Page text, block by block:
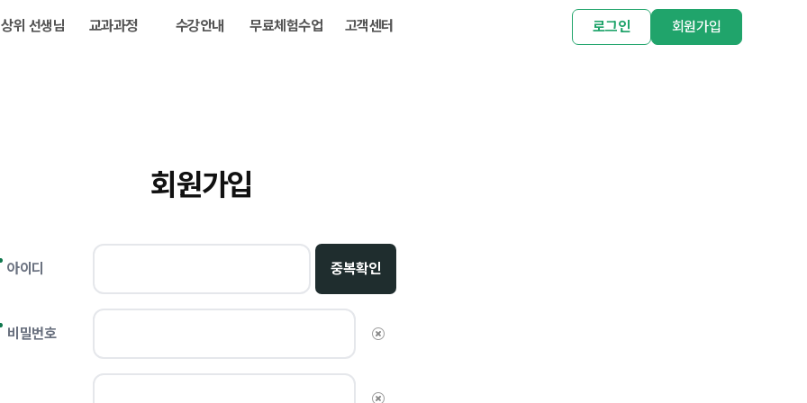
위 선생님 교과과정 수강안내 무료체험수업 고객센터 로그인 회원가입
회원가입
아이디 중복확인
비밀번호